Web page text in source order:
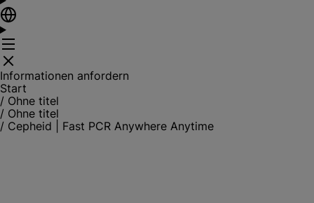
Informationen anfordern
Start
/ Ohne titel
/ Ohne titel
/ Cepheid | Fast PCR Anywhere Anytime